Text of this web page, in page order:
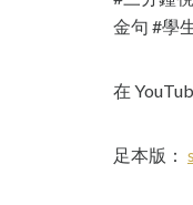
金句 #學
在
足本版：